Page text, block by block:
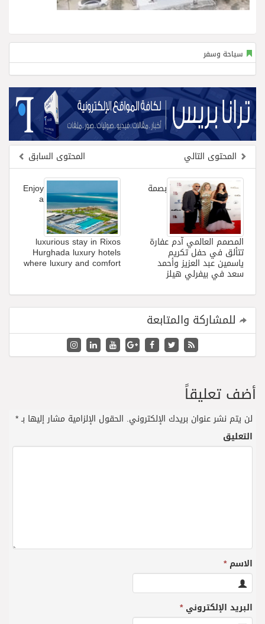
سياحة وسفر
المحتوى السابق
المحتوى التالي
Enjoy
a
luxurious stay in Rixos
Hurghada luxury hotels
where luxury and comfort
بصمة
المصمم العالمي آدم عفارة
تتألق في حفل تكريم
ياسمين عبد العزيز وأحمد
سعد في بيفرلي هيلز
للمشاركة والمتابعة
أضف تعليقاً
لن يتم نشر عنوان بريدك الإلكتروني. الحقول الإلزامية مشار إليها بـ*
التعليق
الاسم*
البريد الإلكتروني*